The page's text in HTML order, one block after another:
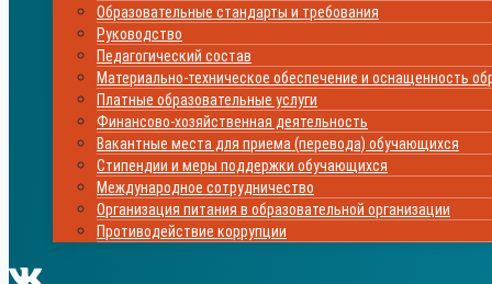
Образовательные стандарты и требования
Руководство
Педагогический состав
Материально-техническое обеспечение и оснащенность
Платные образовательные услуги
Финансово-хозяйственная деятельность
Вакантные места для приема (перевода) обучающихся
Стипендии и меры поддержки обучающихся
Международное сотрудничество
Организация питания в образовательной организации
Противодействие коррупции